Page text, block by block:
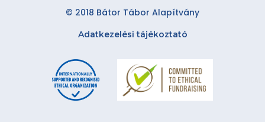
© 2018 Bátor Tábor Alapítvány
Adatkezelési tájékoztató